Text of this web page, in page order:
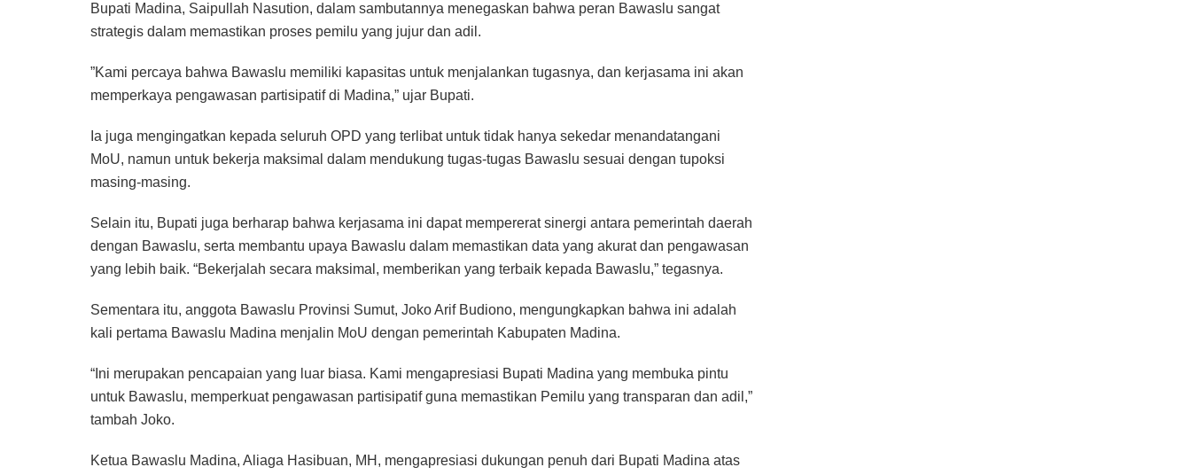
‎Bupati Madina, Saipullah Nasution, dalam sambutannya menegaskan bahwa peran Bawaslu sangat
strategis dalam memastikan proses pemilu yang jujur dan adil.
‎”Kami percaya bahwa Bawaslu memiliki kapasitas untuk menjalankan tugasnya, dan kerjasama ini akan
memperkaya pengawasan partisipatif di Madina,” ujar Bupati.
‎Ia juga mengingatkan kepada seluruh OPD yang terlibat untuk tidak hanya sekedar menandatangani
MoU, namun untuk bekerja maksimal dalam mendukung tugas-tugas Bawaslu sesuai dengan tupoksi
masing-masing.
‎Selain itu, Bupati juga berharap bahwa kerjasama ini dapat mempererat sinergi antara pemerintah daerah
dengan Bawaslu, serta membantu upaya Bawaslu dalam memastikan data yang akurat dan pengawasan
yang lebih baik. “Bekerjalah secara maksimal, memberikan yang terbaik kepada Bawaslu,” tegasnya.
Sementara itu, anggota Bawaslu Provinsi Sumut, Joko Arif Budiono, mengungkapkan bahwa ini adalah
kali pertama Bawaslu Madina menjalin MoU dengan pemerintah Kabupaten Madina.
“Ini merupakan pencapaian yang luar biasa. Kami mengapresiasi Bupati Madina yang membuka pintu
untuk Bawaslu, memperkuat pengawasan partisipatif guna memastikan Pemilu yang transparan dan adil,”
tambah Joko.
‎Ketua Bawaslu Madina, Aliaga Hasibuan, MH, mengapresiasi dukungan penuh dari Bupati Madina atas